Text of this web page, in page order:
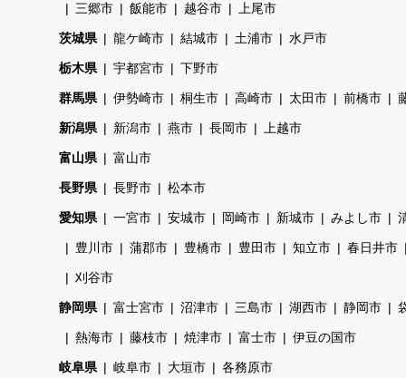
三郷市 飯能市 越谷市 上尾市
茨城県 龍ケ崎市 結城市 土浦市 水戸市
栃木県 宇都宮市 下野市
群馬県 伊勢崎市 桐生市 高崎市 太田市 前橋市
新潟県 新潟市 燕市 長岡市 上越市
富山県 富山市
長野県 長野市 松本市
愛知県 一宮市 安城市 岡崎市 新城市 みよし市
豊川市 蒲郡市 豊橋市 豊田市 知立市 春日井市
刈谷市
静岡県 富士宮市 沼津市 三島市 湖西市 静岡市
熱海市 藤枝市 焼津市 富士市 伊豆の国市
岐阜県 岐阜市 大垣市 各務原市